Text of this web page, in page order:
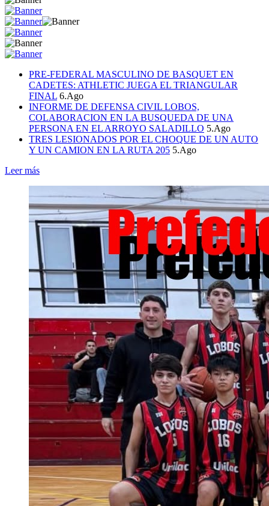
PRE-FEDERAL MASCULINO DE BASQUET EN
CADETES: ATHLETIC JUEGA EL TRIANGULAR
FINAL 6.Ago
INFORME DE DEFENSA CIVIL LOBOS,
COLABORACION EN LA BUSQUEDA DE UNA
PERSONA EN EL ARROYO SALADILLO 5.Ago
TRES LESIONADOS POR EL CHOQUE DE UN AUTO
Y UN CAMION EN LA RUTA 205 5.Ago
Leer más